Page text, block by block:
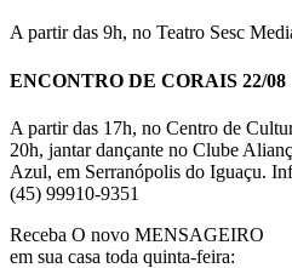
A partir das 9h, no Teatro Sesc
ENCONTRO DE CORAIS 22/08
A partir das 17h, no Centro de
20h, jantar dançante no Clube
Azul, em Serranópolis do Iguaçu.
(45) 99910-9351
Receba O novo MENSAGEIRO
em sua casa toda quinta-feira: